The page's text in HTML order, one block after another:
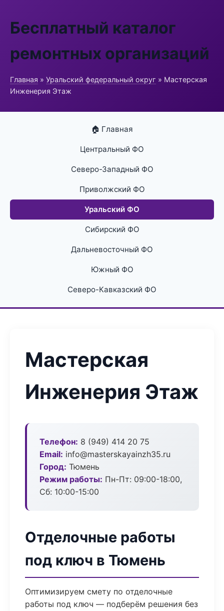
Бесплатный каталог
ремонтных организаций
Главная » Уральский федеральный округ » Мастерская
Инженерия Этаж
🏠 Главная
Центральный ФО
Северо-Западный ФО
Приволжский ФО
Уральский ФО
Сибирский ФО
Дальневосточный ФО
Южный ФО
Северо-Кавказский ФО
Мастерская
Инженерия Этаж
Телефон: 8 (949) 414 20 75
Email: info@masterskayainzh35.ru
Город: Тюмень
Режим работы: Пн-Пт: 09:00-18:00,
Сб: 10:00-15:00
Отделочные работы
под ключ в Тюмень
Оптимизируем смету по отделочные
работы под ключ — подберём решения без